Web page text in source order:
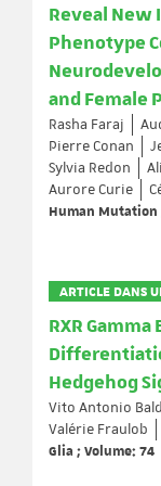
Reveal New
Phenotype
and Female
Rasha Faraj
Pierre Conan
Sylvia Redon
Aurore Curie
Human Mutation
ARTICLE DANS
RXR
Hedgehog
Vito Antonio
Valérie Fraulob
Glia ; Volume: 74